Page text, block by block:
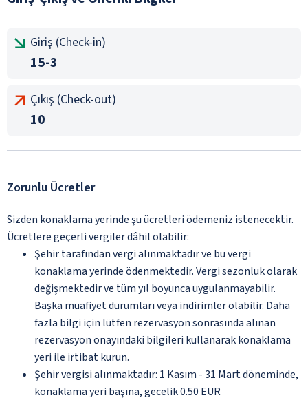
Giriş (Check-in)
15-3
Çıkış (Check-out)
10
Zorunlu Ücretler
Sizden konaklama yerinde şu ücretleri ödemeniz istenecektir.
Ücretlere geçerli vergiler dâhil olabilir:
Şehir tarafından vergi alınmaktadır ve bu vergi
konaklama yerinde ödenmektedir. Vergi sezonluk olarak
değişmektedir ve tüm yıl boyunca uygulanmayabilir.
Başka muafiyet durumları veya indirimler olabilir. Daha
fazla bilgi için lütfen rezervasyon sonrasında alınan
rezervasyon onayındaki bilgileri kullanarak konaklama
yeri ile irtibat kurun.
Şehir vergisi alınmaktadır: 1 Kasım - 31 Mart döneminde,
konaklama yeri başına, gecelik 0.50 EUR